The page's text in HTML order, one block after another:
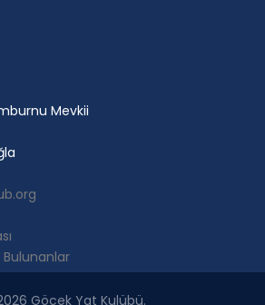
Mevkii
Bulunanlar
Göcek Yat Kulübü.